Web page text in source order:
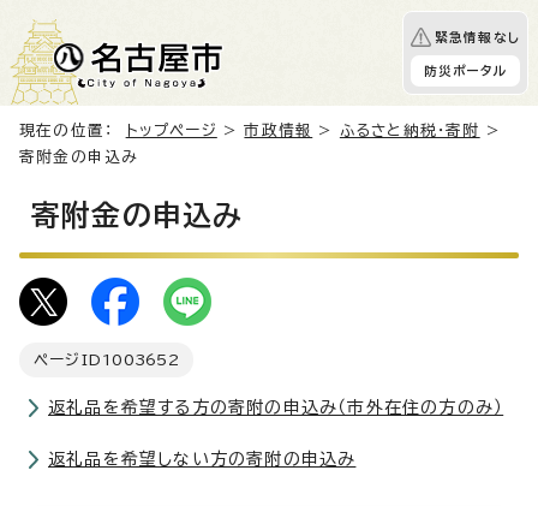
緊急情報なし
防災ポータル
現在の位置： トップページ >市政情報 > ふるさと納税・寄附
>
寄附金の申込み
寄附金の申込み
ページID 1003652
返礼品を希望する方の寄附の申込み（市外在住の方のみ）
返礼品を希望しない方の寄附の申込み